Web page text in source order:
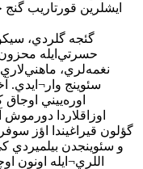
ايشلرين قورتاريب گنج
گئجه گلردي،
حسرتي‌ايله محزون
نغمه‌لري،
سئوينج وار¬ايدي.
اوره‌ييني
اوزاقلاردا
گؤلون قيراغيندا اؤز
و سئوينجدن بيلميردي
اللري¬ايله اونون